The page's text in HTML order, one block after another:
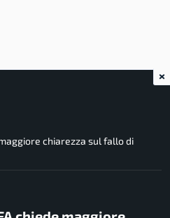
chiarezza sul fallo di
×